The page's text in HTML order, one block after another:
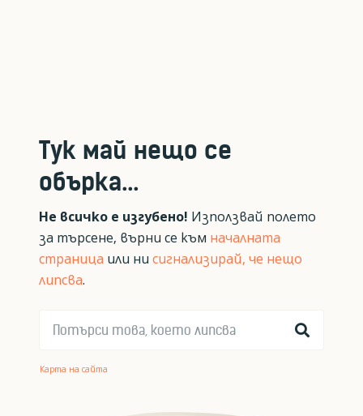
Тук май нещо се
обърка...
Не всичко е изгубено! Използвай полето
за търсене, върни се към началната
страница или ни сигнализирай, че нещо
липсва.
Карта на сайта